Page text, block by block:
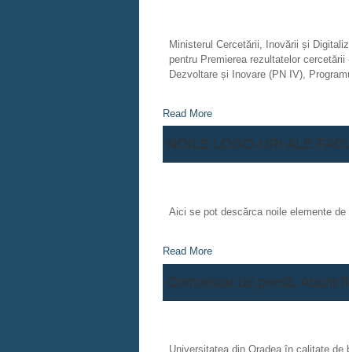
Ministerul Cercetării, Inovării și
pentru Premierea rezultatelor
Dezvoltare și Inovare (PN IV),
Read More
NOILE LOGO-URI ALE
Aici se pot descărca noile elemente
Read More
Comunicat de presă. Anunț
Universitatea din Oradea în calitate de